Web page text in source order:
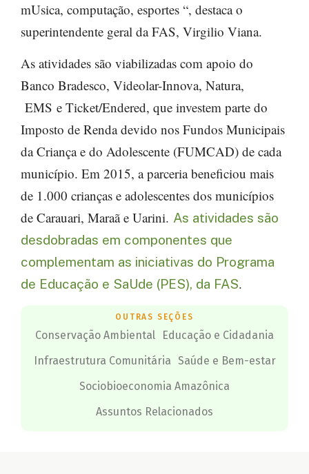
mUsica, computação, esportes “, destaca o
superintendente geral da FAS, Virgilio Viana.
As atividades são viabilizadas com apoio do
Banco Bradesco, Videolar-Innova, Natura,
EMS e Ticket/Endered, que investem parte do
Imposto de Renda devido nos Fundos Municipais
da Criança e do Adolescente (FUMCAD) de cada
município. Em 2015, a parceria beneficiou mais
de 1.000 crianças e adolescentes dos municípios
de Carauari, Maraã e Uarini. As atividades são
desdobradas em componentes que
complementam as iniciativas do Programa
de Educação e SaUde (PES), da FAS.
OUTRAS SEÇÕES
Conservação Ambiental
Educação e Cidadania
Infraestrutura Comunitária Saúde e Bem-estar
Sociobioeconomia Amazônica
Assuntos Relacionados